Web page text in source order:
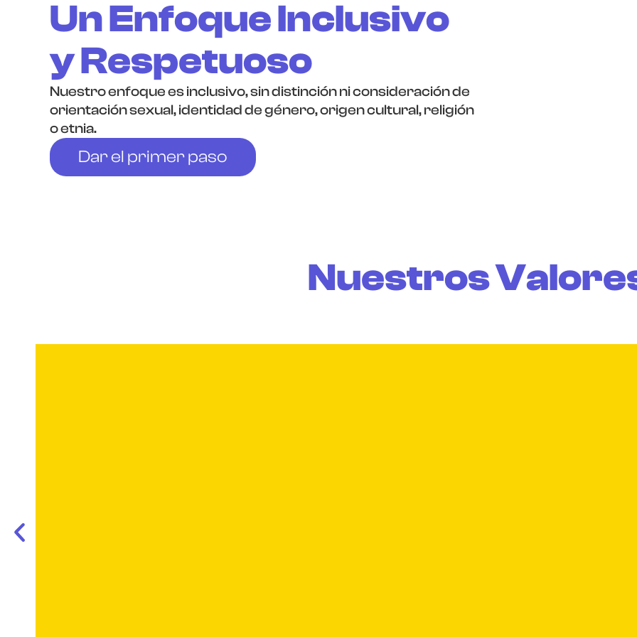
Un Enfoque Inclusivo
y Respetuoso
Nuestro enfoque es inclusivo, sin distinción ni consideración de
orientación sexual, identidad de género, origen cultural, religión
o etnia.
Dar el primer paso
Nuestros